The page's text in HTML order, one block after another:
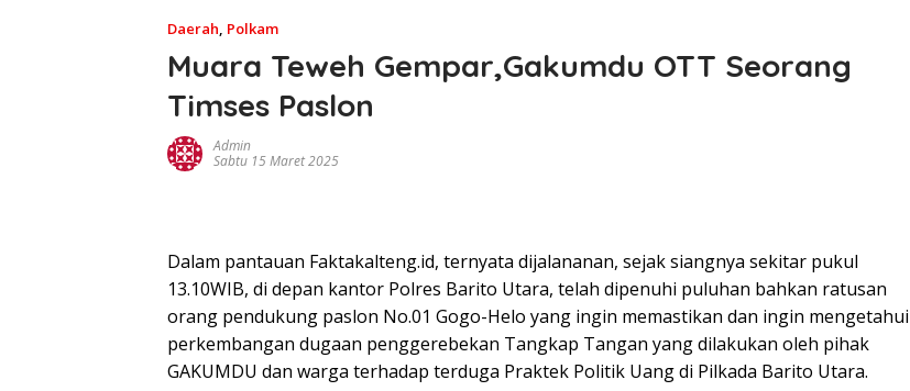
Daerah, Polkam
Muara Teweh Gempar,Gakumdu OTT Seorang
Timses Paslon
Admin
Sabtu 15 Maret 2025
Dalam pantauan Faktakalteng.id, ternyata dijalananan, sejak siangnya sekitar pukul
13.10WIB, di depan kantor Polres Barito Utara, telah dipenuhi puluhan bahkan ratusan
orang pendukung paslon No.01 Gogo-Helo yang ingin memastikan dan ingin mengetahui
perkembangan dugaan penggerebekan Tangkap Tangan yang dilakukan oleh pihak
GAKUMDU dan warga terhadap terduga Praktek Politik Uang di Pilkada Barito Utara.